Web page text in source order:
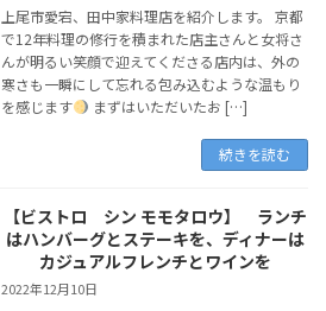
上尾市愛宕、田中家料理店を紹介します。 京都
で12年料理の修行を積まれた店主さんと女将さ
んが明るい笑顔で迎えてくださる店内は、外の
寒さも一瞬にして忘れる包み込むような温もり
を感じます
まずはいただいたお […]
続きを読む
【ビストロ シン モモタロウ】 ランチ
はハンバーグとステーキを、ディナーは
カジュアルフレンチとワインを
2022年12月10日